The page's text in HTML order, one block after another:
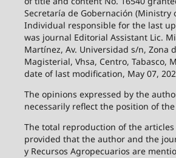
Secretaría de Gobernación (Ministry
Individual responsible for the last
was journal Editorial Assistant Lic.
Martínez, Av. Universidad s/n, Zona
Magisterial, Vhsa, Centro, Tabasco,
date of last modification, May 07,
The opinions expressed by the
necessarily reflect the position of
The total reproduction of the
provided that the author and the
y Recursos Agropecuarios are